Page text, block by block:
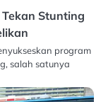
Stunting
program
salah satunya